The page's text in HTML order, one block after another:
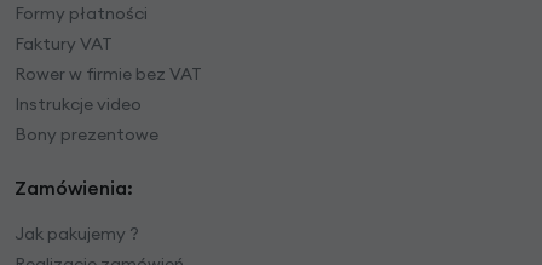
Formy płatności
Faktury VAT
Rower w firmie bez VAT
Instrukcje video
Bony prezentowe
Zamówienia:
Jak pakujemy ?